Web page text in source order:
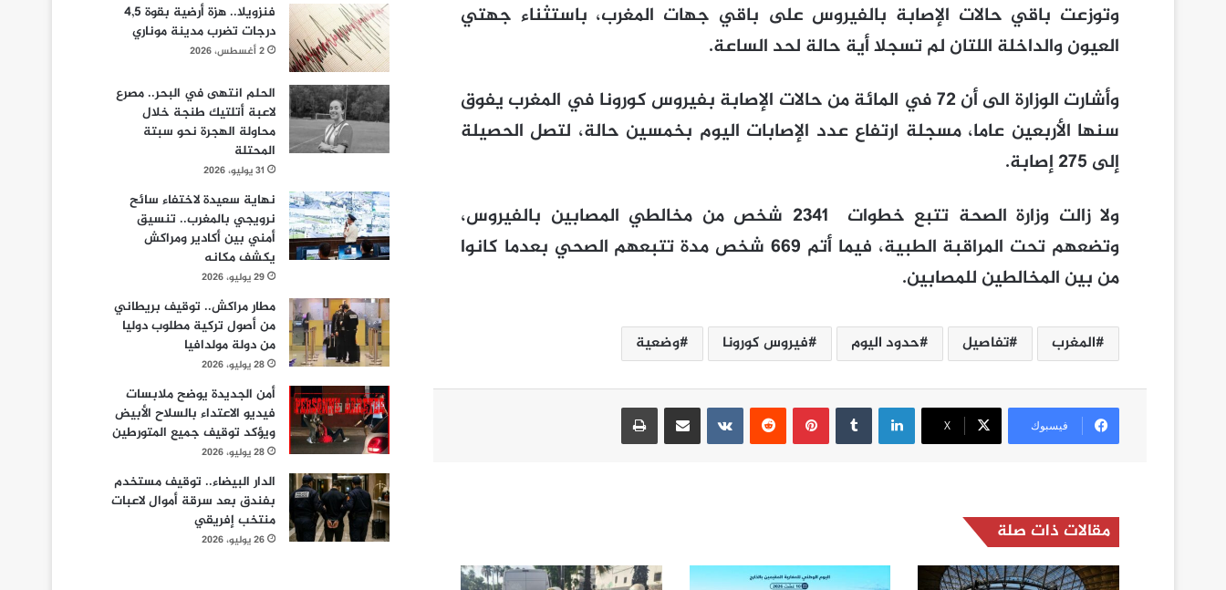
وتوزعت باقي حالات الإصابة بالفيروس على باقي جهات المغرب، باستثناء جهتي
العيون والداخلة اللتان لم تسجلا أية حالة لحد الساعة.
وأشارت الوزارة الى أن 72 في المائة من حالات الإصابة بفيروس كورونا في المغرب يفوق
سنها الأربعين عاما، مسجلة ارتفاع عدد الإصابات اليوم بخمسين حالة، لتصل الحصيلة
إلى 275 إصابة.
ولا زالت وزارة الصحة تتبع خطوات 2341 شخص من مخالطي المصابين بالفيروس،
وتضعهم تحت المراقبة الطبية، فيما أتم 669 شخص مدة تتبعهم الصحي بعدما كانوا
من بين المخالطين للمصابين.
المغرب تفاصيل حدود اليوم فيروس كورونا وضعية
فيسبوك ‫X
لينكدإن بينتيريست مشاركة عبر البريد طباعة
مقالات ذات صلة
فنزويلا.. هزة أرضية بقوة 4,5
درجات تضرب مدينة موناري
2 أغسطس، 2026
الحلم انتهى في البحر.. مصرع
لاعبة أتلتيك طنجة خلال
محاولة الهجرة نحو سبتة
المحتلة
31 يوليو، 2026
نهاية سعيدة لاختفاء سائح
نرويجي بالمغرب.. تنسيق
أمني بين أكادير ومراكش
يكشف مكانه
29 يوليو، 2026
مطار مراكش.. توقيف بريطاني
من أصول تركية مطلوب دوليا
من دولة مولدافيا
28 يوليو، 2026
أمن الجديدة يوضح ملابسات
فيديو الاعتداء بالسلاح الأبيض
ويؤكد توقيف جميع المتورطين
28 يوليو، 2026
الدار البيضاء.. توقيف مستخدم
بفندق بعد سرقة أموال لاعبات
منتخب إفريقي
26 يوليو، 2026